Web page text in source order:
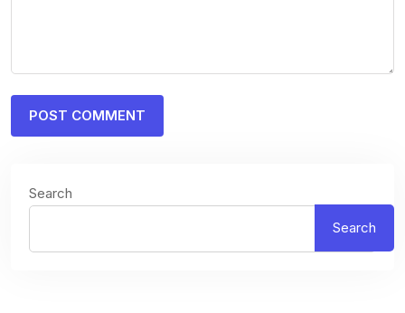
Search
Search